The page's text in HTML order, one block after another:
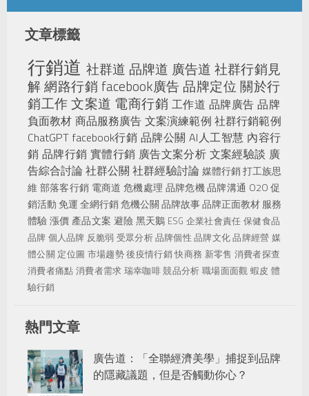
文章標籤
行銷道 社群道 品牌道 廣告道 社群行銷見
解網路行銷 facebook廣告 品牌定位關於行
銷工作文案道 電商行銷 工作道 品牌廣告 品牌
負面教材 商品服務廣告 文案演練範例 社群行銷範例
ChatGPT facebook行銷 品牌公關 AI人工智慧 內容行
銷 品牌行銷 實體行銷 廣告文案分析 文案經驗談 廣
告綜合討論 社群公關 社群經驗討論 媒體行銷打工族思
維部落客行銷 電商道 危機處理品牌危機品牌溝通 O2O促
銷活動免運全網行銷危機公關品牌故事品牌正面教材服務
體驗漲價產品文案 避險黑天鵝 ESG 企業社會責任 保健食品
品牌 個人品牌 反脆弱 受眾分析品牌個性 品牌文化品牌經營 媒
體公關 定位圖 市場趨勢後疫情行銷快商務 新零售 消費者探查
消費者痛點 消費者需求 瑞幸咖啡競品分析 職場面面觀 蝦皮 體
驗行銷
熱門文章
廣告道：「全聯經濟美學」捕捉到品牌
的隱藏議題，但是否觸動你心？